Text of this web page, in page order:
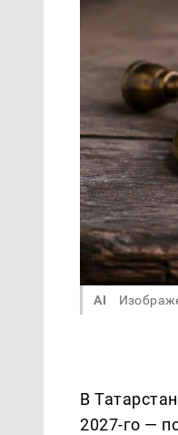
AI
В
2027-го —